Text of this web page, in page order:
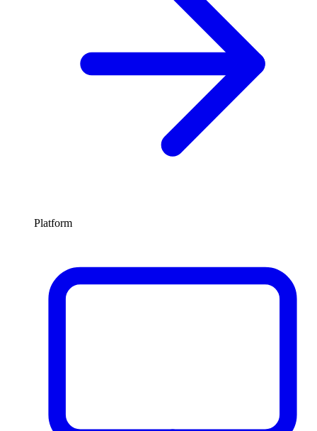
Platform